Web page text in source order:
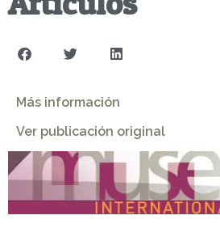
Más información
Ver publicación original